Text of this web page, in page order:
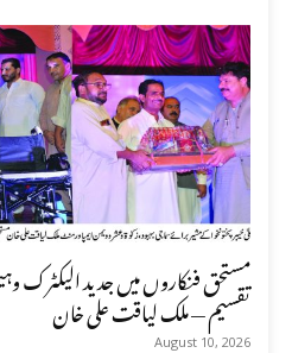
مستحق فنکاروں میں جدید الیکٹرک
تقسیم — ملک لیاقت علی خان
August 10, 2026